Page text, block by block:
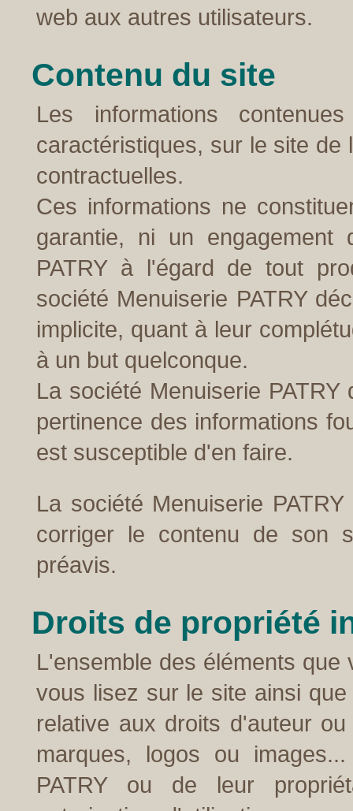
web aux autres utilisateurs.
Contenu du site
Les informations
caractéristiques, sur le site de
contractuelles.
Ces informations ne
garantie, ni un
PATRY à l'égard de tout
société Menuiserie PATRY
implicite, quant à leur
à un but quelconque.
La société Menuiserie
pertinence des informations
est susceptible d'en faire.
La société Menuiserie
corriger le contenu de son
préavis.
Droits de propriété
L'ensemble des éléments
vous lisez sur le site ainsi
relative aux droits d'auteur
marques, logos ou
PATRY ou de leur